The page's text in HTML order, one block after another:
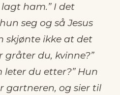
ham.” I det
seg og så Jesus
skjønte ikke at det
gråter du, kvinne?”
leter du etter?” Hun
gartneren, og sier til